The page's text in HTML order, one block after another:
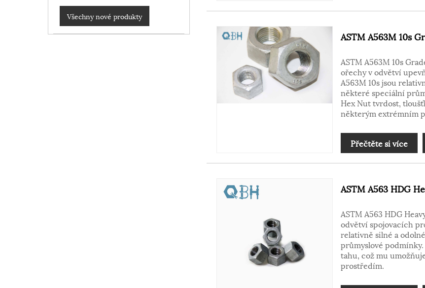
Všechny nové produkty
ASTM A563M 10s
ASTM A563M 10s
ořechy v odvětví
A563M 10s jsou
některé speciální
Hex Nut tvrdost,
některým extrémním
Přečtěte si více
ASTM A563 HDG
ASTM A563 HDG
odvětví spojovacích
relativně silné a
průmyslové
tahu, což mu
prostředím.